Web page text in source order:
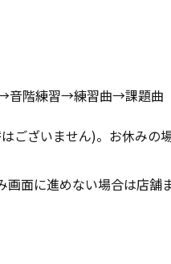
音階練習→練習曲→課題曲
ざいません)。お休みの
面に進めない場合は店舗